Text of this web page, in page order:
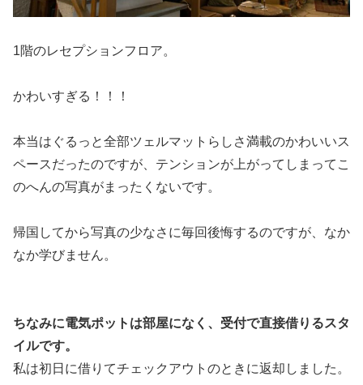
1階のレセプションフロア。
かわいすぎる！！！
本当はぐるっと全部ツェルマットらしさ満載のかわいいス
ペースだったのですが、テンションが上がってしまってこ
のへんの写真がまったくないです。
帰国してから写真の少なさに毎回後悔するのですが、なか
なか学びません。
ちなみに電気ポットは部屋になく、受付で直接借りるスタ
イルです。
私は初日に借りてチェックアウトのときに返却しました。